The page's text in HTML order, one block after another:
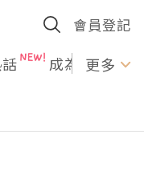
會員登記
成為U更多